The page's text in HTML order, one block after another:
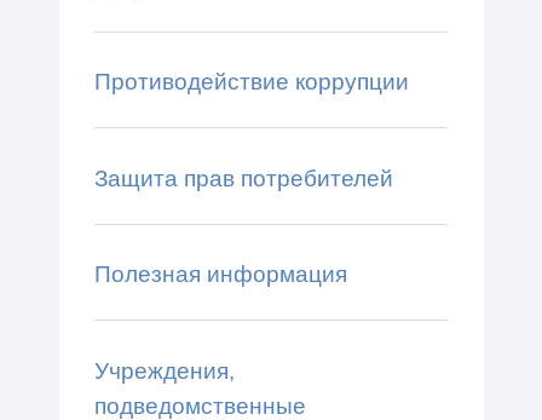
Противодействие коррупции
Защита прав потребителей
Полезная информация
Учреждения,
подведомственные